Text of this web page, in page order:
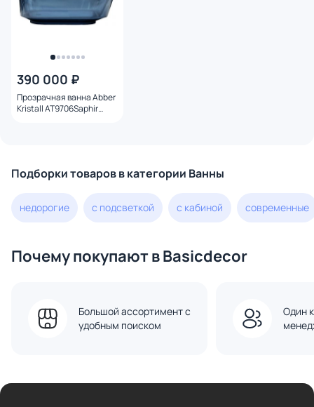
390 000 ₽
Прозрачная ванна Abber
Kristall AT9706Saphir
Подборки товаров в категории Ванны
недорогие с подсветкой с кабиной современные
Почему покупают в Basicdecor
Большой ассортимент с
удобным поиском
Один